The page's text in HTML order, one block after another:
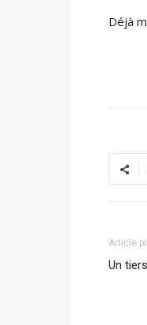
Déjà
Article
Un